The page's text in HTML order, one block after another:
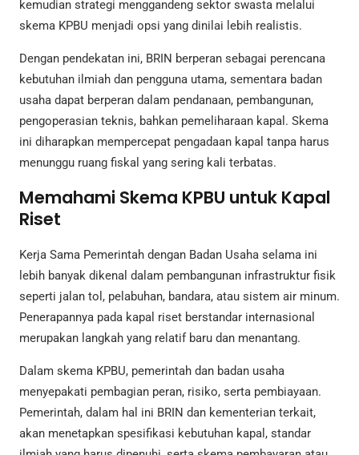
kemudian strategi menggandeng sektor swasta melalui
skema KPBU menjadi opsi yang dinilai lebih realistis.
Dengan pendekatan ini, BRIN berperan sebagai perencana
kebutuhan ilmiah dan pengguna utama, sementara badan
usaha dapat berperan dalam pendanaan, pembangunan,
pengoperasian teknis, bahkan pemeliharaan kapal. Skema
ini diharapkan mempercepat pengadaan kapal tanpa harus
menunggu ruang fiskal yang sering kali terbatas.
Memahami Skema KPBU untuk Kapal
Riset
Kerja Sama Pemerintah dengan Badan Usaha selama ini
lebih banyak dikenal dalam pembangunan infrastruktur fisik
seperti jalan tol, pelabuhan, bandara, atau sistem air minum.
Penerapannya pada kapal riset berstandar internasional
merupakan langkah yang relatif baru dan menantang.
Dalam skema KPBU, pemerintah dan badan usaha
menyepakati pembagian peran, risiko, serta pembiayaan.
Pemerintah, dalam hal ini BRIN dan kementerian terkait,
akan menetapkan spesifikasi kebutuhan kapal, standar